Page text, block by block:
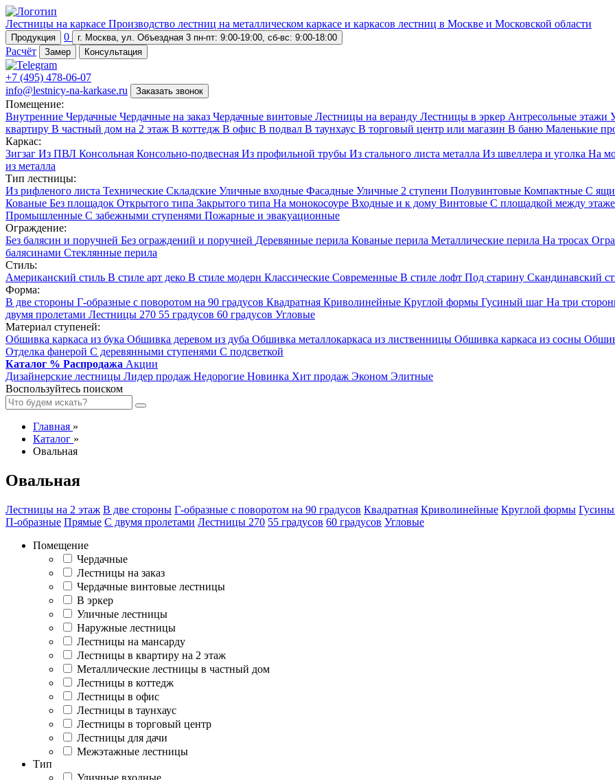
Лестницы на каркасе Производство лестниц на металлическом каркасе и каркасов лестниц в Москве и Московской области
Продукция 0 г. Москва, ул. Объездная 3 пн-пт: 9:00-19:00, сб-вс: 9:00-18:00
Расчёт Замер Консультация
+7 (495) 478-06-07
info@lestnicy-na-karkase.ru
Заказать звонок
Помещение:
Внутренние Чердачные Чердачные на заказ Чердачные винтовые Лестницы на веранду Лестницы в эркер Антресольные этажи
квартиру В частный дом на 2 этаж В коттедж В офис В подвал В таунхаус В торговый центр или магазин В баню Маленькие
Каркас:
Зигзаг Из ПВЛ Консольная Консольно-подвесная Из профильной трубы Из стального листа металла Из швеллера и уголка На
из металла
Тип лестницы:
Из рифленого листа Технические Складские Уличные входные Фасадные Уличные 2 ступени Полувинтовые Компактные С
Кованые Без площадок Открытого типа Закрытого типа На монокосоуре Входные и к дому Винтовые С площадкой между
Промышленные С забежными ступенями Пожарные и эвакуационные
Ограждение:
Без балясин и поручней Без ограждений и поручней Деревянные перила Кованые перила Металлические перила На тросах
балясинами Стеклянные перила
Стиль:
Американский стиль В стиле арт деко В стиле модерн Классические Современные В стиле лофт Под старину Скандинавский
Форма:
В две стороны Г-образные с поворотом на 90 градусов Квадратная Криволинейные Круглой формы Гусиный шаг На три
двумя пролетами Лестницы 270 55 градусов 60 градусов Угловые
Материал ступеней:
Обшивка каркаса из бука Обшивка деревом из дуба Обшивка металлокаркаса из лиственницы Обшивка каркаса из сосны
Отделка фанерой С деревянными ступенями С подсветкой
Каталог % Распродажа Акции
Дизайнерские лестницы Лидер продаж Недорогие Новинка Хит продаж Эконом Элитные
Воспользуйтесь поиском
Главная »
Каталог »
Овальная
Овальная
Лестницы на 2 этаж В две стороны Г-образные с поворотом на 90 градусов Квадратная Криволинейные Круглой формы
П-образные Прямые С двумя пролетами Лестницы 270 55 градусов 60 градусов Угловые
Помещение
Чердачные
Лестницы на заказ
Чердачные винтовые лестницы
В эркер
Уличные лестницы
Наружные лестницы
Лестницы на мансарду
Лестницы в квартиру на 2 этаж
Металлические лестницы в частный дом
Лестницы в коттедж
Лестницы в офис
Лестницы в таунхаус
Лестницы в торговый центр
Лестницы для дачи
Межэтажные лестницы
Тип
Уличные входные